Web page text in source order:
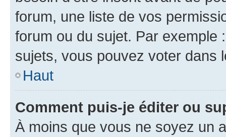
forum, une liste de vos
forum ou du sujet. Par exemple
sujets, vous pouvez voter dans
Haut
Comment puis-je éditer ou
À moins que vous ne soyez un